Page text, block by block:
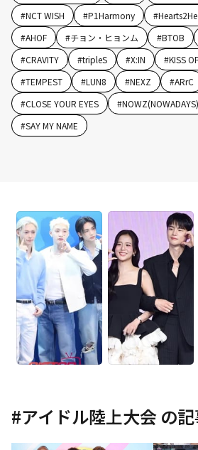
#NCT WISH #P1Harmony #
#AHOF #チョン・ヒョンム #BTOB
#CRAVITY #tripleS #X:IN #KISS
#TEMPEST #LUN8 #NEXZ #ARrC
#CLOSE YOUR EYES #NOWZ(NOWADAYS)
#SAY MY NAME
#アイドル陸上大会 の